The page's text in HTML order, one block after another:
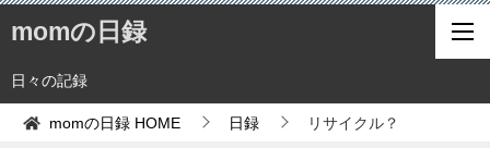
momの日録
日々の記録
momの日録 HOME 日録 リサイクル？